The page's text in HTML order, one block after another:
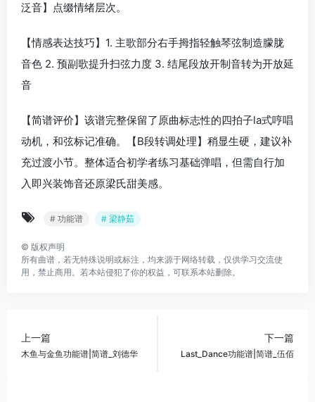
泛音】点缀情绪层次。
【情感表达技巧】1. 主歌部分右手拇指轻触琴弦制造朦胧
音色 2. 预副歌提升扫弦力度 3. 结尾段放开制音转为开放延
音
【简谱评价】该谱完整保留了原曲标志性的四拍子la式哼唱
动机，和弦标记准确。【B段转调处理】稍显生硬，建议补
充过渡小节。整体适合初学者练习基础弹唱，但需自行加
入即兴装饰音还原梁氏甜美感。
# 功能谱 # 梁静茹
© 版权声明
所有曲谱，若无特殊说明或标注，均来源于网络转载，仅供学习交流使
用，禁止商用。若本站侵犯了你的权益，可联系本站删除。
上一篇
木鱼与金鱼功能谱|简谱_刘德华
下一篇
Last_Dance功能谱|简谱_伍佰